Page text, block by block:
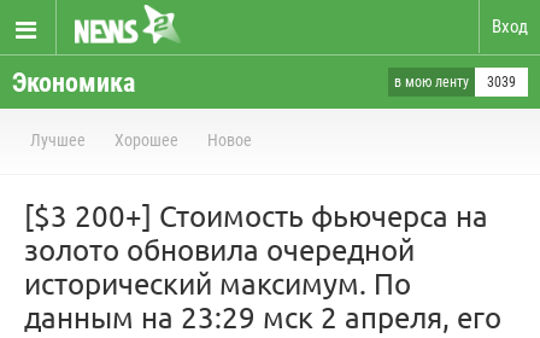
Вход
Экономика в мою ленту 3039
Лучшее Хорошее Новое
[$3 200+] Стоимость фьючерса на
золото обновила очередной
исторический максимум. По
данным на 23:29 мск 2 апреля, его